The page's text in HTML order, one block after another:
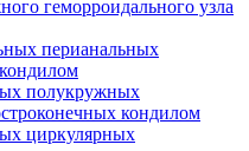
геморроидального узла
перианальных
полукружных
кондилом
циркулярных